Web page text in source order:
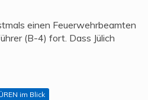
einen Feuerwehrbeamten
(B-4) fort. Dass Jülich
im Blick